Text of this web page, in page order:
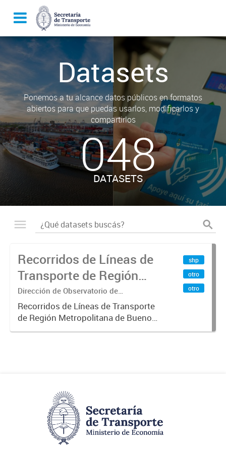
Datasets
Ponemos a tu alcance datos públicos en formatos
abiertos para que puedas usarlos, modificarlos y
compartirlos
048
DATASETS
Recorridos de Líneas de
Transporte de Región
Metropolitana de
Buenos Aires (RMBA)
Dirección de Observatorio de
Transporte, Estudio y Sistemas
Recorridos de Líneas de Transporte
de Región Metropolitana de Buenos
Aires (RMBA).-
shp
otro
otro